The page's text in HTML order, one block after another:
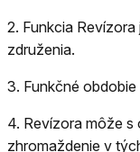
2. Funkcia
združenia.
3. Funkčné
4. Revízora môže
zhromaždenie v